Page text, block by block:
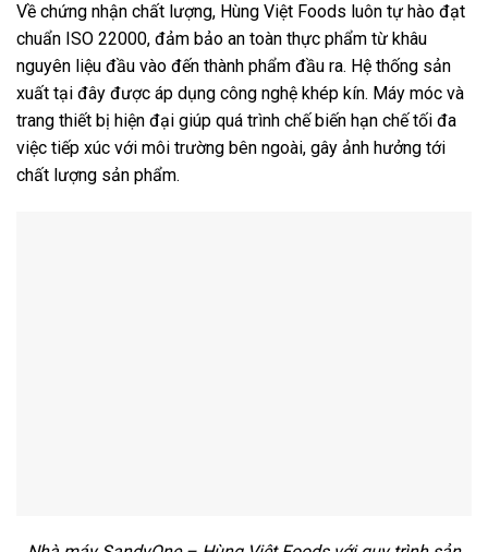
Về chứng nhận chất lượng, Hùng Việt Foods luôn tự hào đạt
chuẩn ISO 22000, đảm bảo an toàn thực phẩm từ khâu
nguyên liệu đầu vào đến thành phẩm đầu ra. Hệ thống sản
xuất tại đây được áp dụng công nghệ khép kín. Máy móc và
trang thiết bị hiện đại giúp quá trình chế biến hạn chế tối đa
việc tiếp xúc với môi trường bên ngoài, gây ảnh hưởng tới
chất lượng sản phẩm.